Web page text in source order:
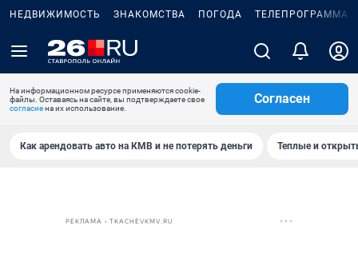
НЕДВИЖИМОСТЬ ЗНАКОМСТВА ПОГОДА ТЕЛЕПРОГРАММА
На информационном ресурсе применяются cookie-
файлы. Оставаясь на сайте, вы подтверждаете свое
согласиена их использование.
Согласен
Как арендовать авто на КМВ и не потерять деньги Теплые и
РЕКЛАМА • TKACHEVKMV.RU